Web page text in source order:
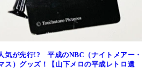
気が先行!? 平成のNBC（ナイトメアー・
ス）グッズ！【山下メロの平成レトロ遺